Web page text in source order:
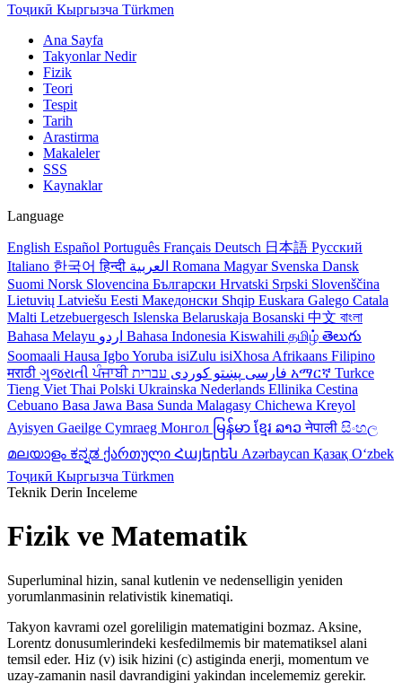
Тоҷикӣ Кыргызча Türkmen
Ana Sayfa
Takyonlar Nedir
Fizik
Teori
Tespit
Tarih
Arastirma
Makaleler
SSS
Kaynaklar
Language
English Español Português Français Deutsch 日本語 Русский
Italiano 한국어हिन्दी Romana Magyar Svenska Dansk
Suomi Norsk Slovencina Български Hrvatski Srpski Slovenščina
Lietuvių Latviešu Eesti Македонски Shqip Euskara Galego Catala
Malti Letzebuergesch Islenska Belaruskaja Bosanski 中文 বাংলা
Bahasa Melayu
Bahasa Indonesia Kiswahili தமிழ் తెలుగు
Soomaali Hausa IgboYoruba isiZulu isiXhosa Afrikaans Filipino
मराठी ગુજરાતીਪੰਜਾਬੀ فارسی پښتو کوردی አማርኛ Turkce
Tieng Viet Thai Polski Ukrainska Nederlands Ellinika Cestina
Cebuano Basa Jawa Basa Sunda Malagasy Chichewa Kreyol
Ayisyen Gaeilge Cymraeg Монгол မြန်မာ ខ្មែរ ລາວनेपाली සිංහල
മലയാളം ಕನ್ನಡ ქართული Հայերեն Azərbaycan Қазақ Oʻzbek
Тоҷикӣ Кыргызча Türkmen
Teknik Derin Inceleme
Fizik ve Matematik
Superluminal hizin, sanal kutlenin ve nedenselligin yeniden
yorumlanmasinin relativistik kinematiqi.
Takyon kavrami ozel goreliligin matematigini bozmaz. Aksine,
Lorentz donusumlerindeki kesfedilmemis bir matematiksel alani
temsil eder. Hiz (v) isik hizini (c) astiginda enerji, momentum ve
uzay-zamanin nasil davrandigini yakindan incelememiz gerekir.